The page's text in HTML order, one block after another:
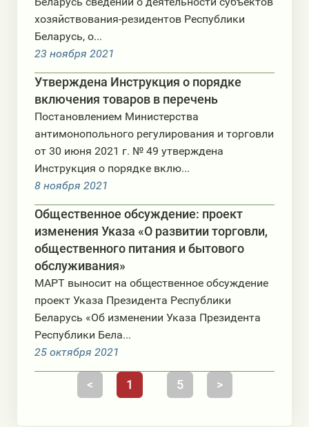
хозяйствования-резидентов Республики
Беларусь, о...
23 ноября 2021
Утверждена Инструкция о порядке
включения товаров в перечень
Постановлением Министерства
антимонопольного регулирования и торговли
от 30 июня 2021 г. № 49 утверждена
Инструкция о порядке вклю...
8 ноября 2021
Общественное обсуждение: проект
изменения Указа «О развитии торговли,
общественного питания и бытового
обслуживания»
МАРТ выносит на общественное обсуждение
проект Указа Президента Республики
Беларусь «Об изменении Указа Президента
Республики Бела...
25 октября 2021
< 1 5 >